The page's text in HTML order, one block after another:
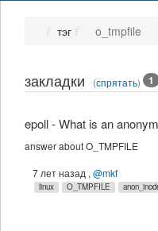
тэг o_tmpfile
закладки (спрятать) 1
answer about O_TMPFILE
7 лет назад , @mkf
linux O_TMPFILE